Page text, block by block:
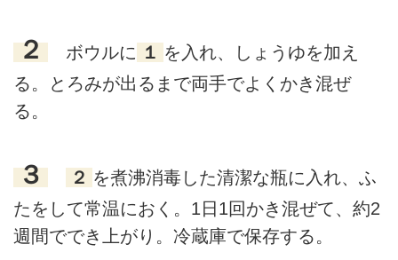
２ ボウルに １ を入れ、しょうゆを加え
る。とろみが出るまで両手でよくかき混ぜ
る。
３ ２ を煮沸消毒した清潔な瓶に入れ、ふ
たをして常温におく。1日1回かき混ぜて、約2
週間ででき上がり。冷蔵庫で保存する。